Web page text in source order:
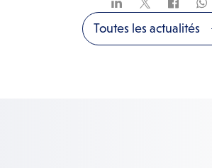
Toutes les actualités